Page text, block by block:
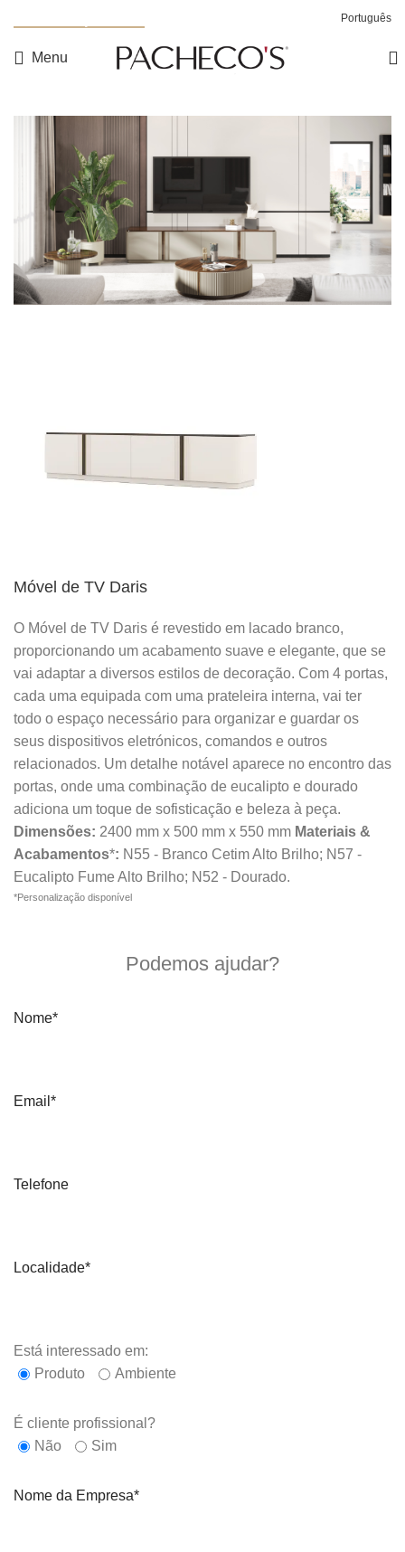
Português
Menu
Móvel de TV Daris
O Móvel de TV Daris é revestido em lacado branco,
proporcionando um acabamento suave e elegante, que se
vai adaptar a diversos estilos de decoração. Com 4 portas,
cada uma equipada com uma prateleira interna, vai ter
todo o espaço necessário para organizar e guardar os
seus dispositivos eletrónicos, comandos e outros
relacionados. Um detalhe notável aparece no encontro das
portas, onde uma combinação de eucalipto e dourado
adiciona um toque de sofisticação e beleza à peça.
Dimensões: 2400 mm x 500 mm x 550 mm Materiais &
Acabamentos*: N55 - Branco Cetim Alto Brilho; N57 -
Eucalipto Fume Alto Brilho; N52 - Dourado.
*Personalização disponível
Podemos ajudar?
Nome*
Email*
Telefone
Localidade*
Está interessado em:
Produto
Ambiente
É cliente profissional?
Não
Sim
Nome da Empresa*